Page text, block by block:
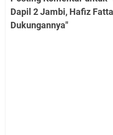
Dapil 2 Jambi, Hafiz
Dukungannya"